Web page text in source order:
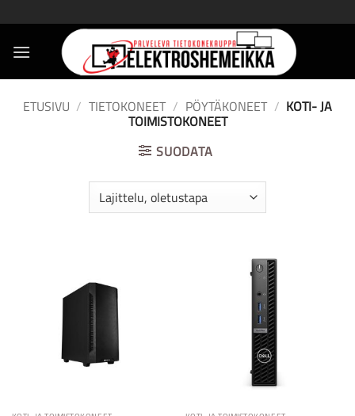
to
content
ETUSIVU / TIETOKONEET / PÖYTÄKONEET / KOTI- JA
TOIMISTOKONEET
SUODATA